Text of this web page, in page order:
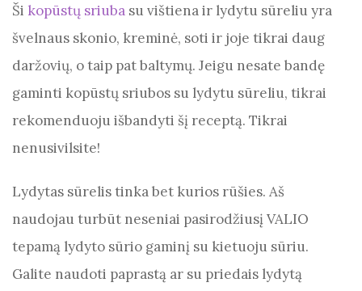
c
e
b
o
o
k
er
es
t
at
s
A
p
p
se
n
g
er
er e
gr
a
m
ar
e
Ši kopūstų sriuba su vištiena ir lydytu sūreliu yra
švelnaus skonio, kreminė, soti ir joje tikrai daug
daržovių, o taip pat baltymų. Jeigu nesate bandę
gaminti kopūstų sriubos su lydytu sūreliu, tikrai
rekomenduoju išbandyti šį receptą. Tikrai
nenusivilsite!
Lydytas sūrelis tinka bet kurios rūšies. Aš
naudojau turbūt neseniai pasirodžiusį VALIO
tepamą lydyto sūrio gaminį su kietuoju sūriu.
Galite naudoti paprastą ar su priedais lydytą